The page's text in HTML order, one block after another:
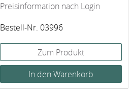
Preisinformation nach Login
Bestell-Nr. 03996
Zum Produkt